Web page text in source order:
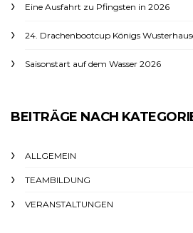
Eine Ausfahrt zu Pfingsten in 2026
24. Drachenbootcup Königs
Saisonstart auf dem Wasser 2026
BEITRÄGE NACH
ALLGEMEIN
TEAMBILDUNG
VERANSTALTUNGEN